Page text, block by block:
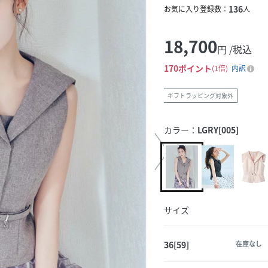
お気に入り登録数： 136人
18,700円 /税込
170ポイント 1倍 内訳
ギフトラッピング対象外
カラー： LGRY[005]
サイズ
36[59] 在庫なし